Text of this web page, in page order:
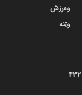
وەرزش
وێنە